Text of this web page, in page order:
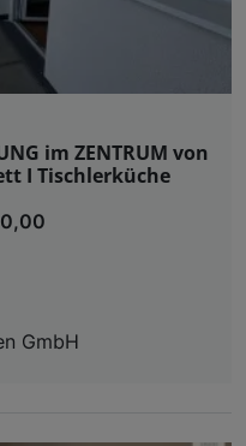
im ZENTRUM von
I Tischlerküche
GmbH